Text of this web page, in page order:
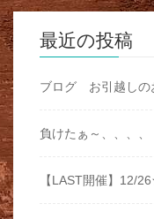
最近の投稿
ブログ お引越しの
負けたぁ～、、、、
【LAST開催】12/